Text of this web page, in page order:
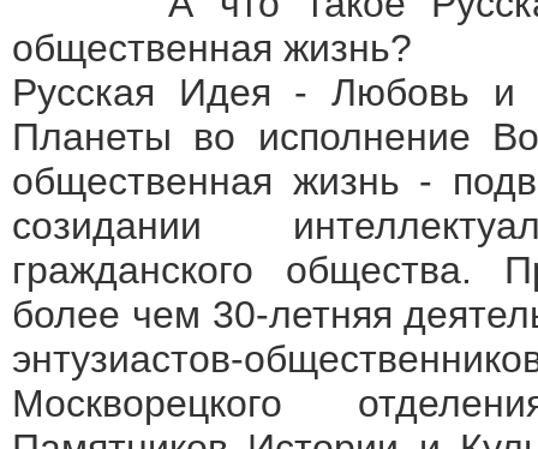
общественная жизнь?
Русская Идея - Любовь и
Планеты во исполнение
общественная жизнь -
созидании
гражданского общества.
более чем 30-летняя
энтузиастов-
Москворецкого